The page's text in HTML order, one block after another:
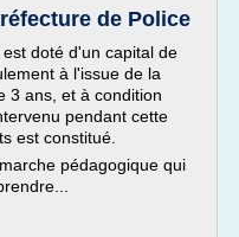
de Police
doté d'un capital de
à l'issue de la
3 ans, et à condition
pendant cette
est constitué.
pédagogique qui